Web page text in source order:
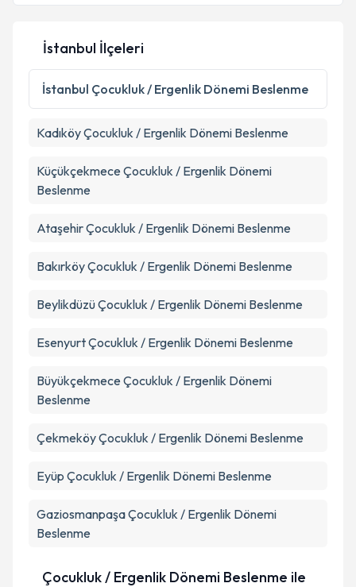
İstanbul İlçeleri
İstanbul Çocukluk / Ergenlik Dönemi Beslenme
KadıköyÇocukluk / Ergenlik Dönemi Beslenme
Küçükçekmece Çocukluk / Ergenlik Dönemi
Beslenme
AtaşehirÇocukluk / Ergenlik Dönemi Beslenme
BakırköyÇocukluk / Ergenlik Dönemi Beslenme
BeylikdüzüÇocukluk / Ergenlik Dönemi Beslenme
EsenyurtÇocukluk / Ergenlik Dönemi Beslenme
Büyükçekmece Çocukluk / Ergenlik Dönemi
Beslenme
ÇekmeköyÇocukluk / Ergenlik Dönemi Beslenme
Eyüp Çocukluk / Ergenlik Dönemi Beslenme
GaziosmanpaşaÇocukluk / Ergenlik Dönemi
Beslenme
Çocukluk / Ergenlik Dönemi Beslenme ile